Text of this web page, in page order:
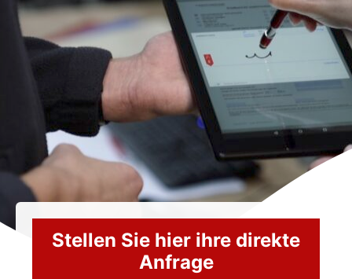
Stellen Sie hier ihre direkte
Anfrage